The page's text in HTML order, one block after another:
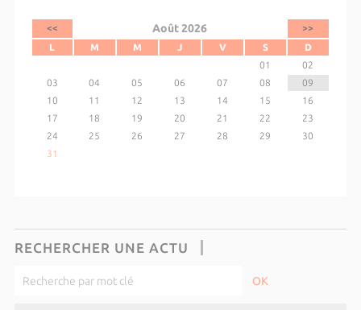
<< Août 2026
>>
L
M M J V S
D
01
02
03
04 05 06 07 08
09
10
11 12 13 14 15
16
17
18 19 20 21 22
23
24
25 26 27 28 29
30
31
RECHERCHER UNE ACTU